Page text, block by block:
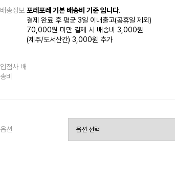
배송정보 포레포레 기본 배송비 기준 입니다.
결제 완료 후 평균 3일 이내출고(공휴일 제외)
70,000원 미만 결제 시 배송비 3,000원
(제주/도서산간) 3,000원 추가
입점사 배
송비
옵션